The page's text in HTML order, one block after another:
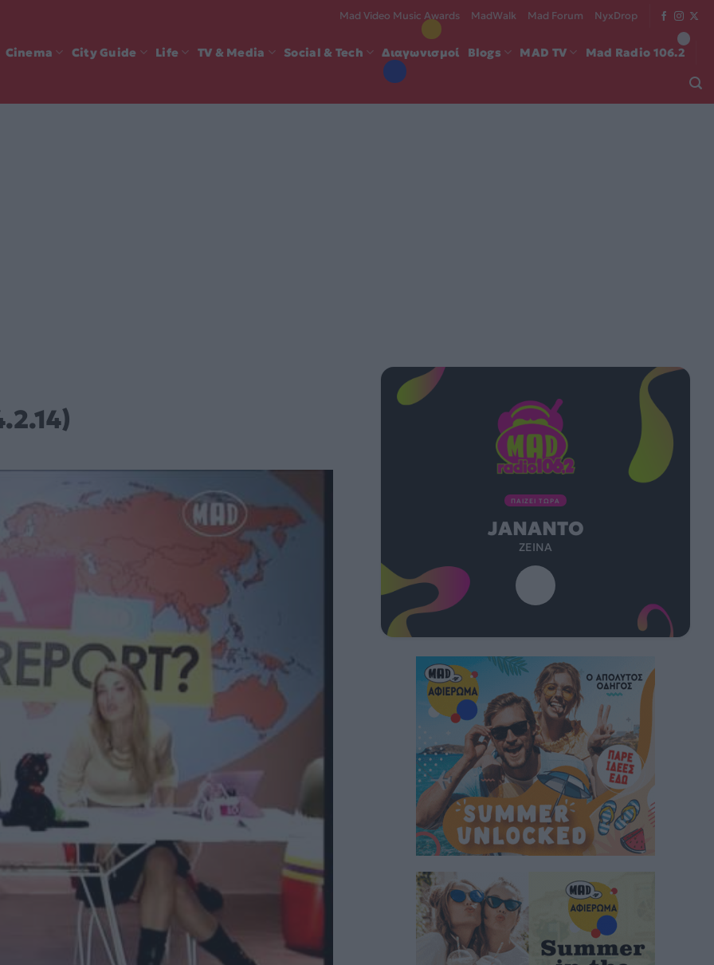
Mad Video Music Awards MadWalk Mad Forum NyxDrop
Cinema City Guide Life TV & Media Social & Tech Διαγωνισμοί Blogs MAD TV Mad Radio 106.2
ΠΑΙΖΕΙ ΤΩΡΑ
JANANTO
ZEINA